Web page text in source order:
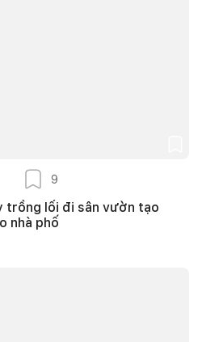
9
trồng lối đi sân vườn tạo
nhà phố